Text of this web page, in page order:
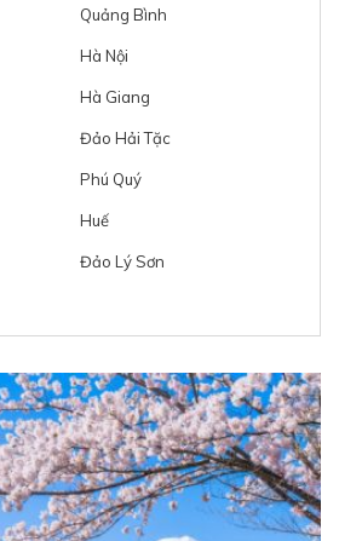
Quảng Bình
Hà Nội
Hà Giang
Đảo Hải Tặc
Phú Quý
Huế
Đảo Lý Sơn